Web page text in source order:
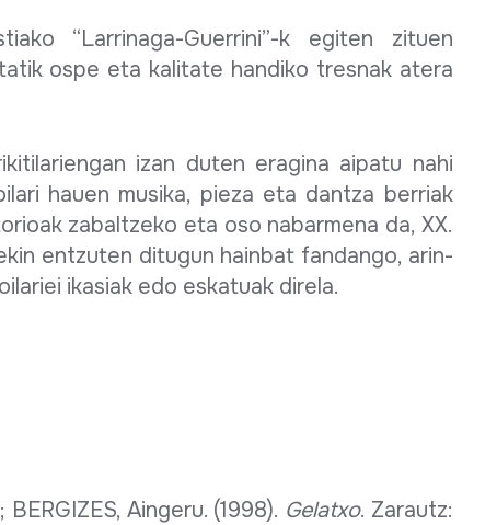
“Larrinaga-Guerrini”-k egiten zituen
ospe eta kalitate handiko tresnak atera
izan duten eragina aipatu nahi
hauen musika, pieza eta dantza berriak
zabaltzeko eta oso nabarmena da, XX.
entzuten ditugun hainbat fandango, arin-
ikasiak edo eskatuak direla.
Aingeru. (1998). Gelatxo. Zarautz: